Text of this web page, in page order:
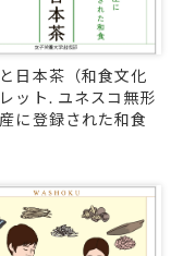
日本茶（和食文化
ット. ユネスコ無形
に登録された和食